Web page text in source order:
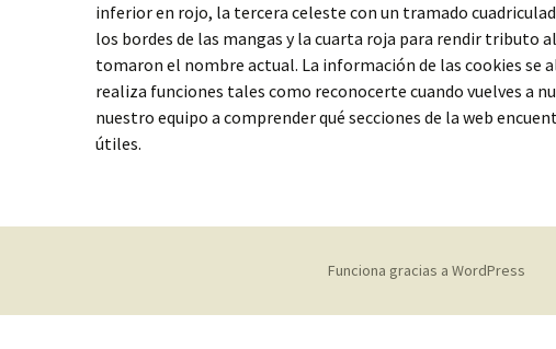
inferior en rojo, la tercera celeste con un tramado
los bordes de las mangas y la cuarta roja para rendir tributo
tomaron el nombre actual. La información de las cookies se
realiza funciones tales como reconocerte cuando vuelves a
nuestro equipo a comprender qué secciones de la web
útiles.
Funciona gracias a WordPress